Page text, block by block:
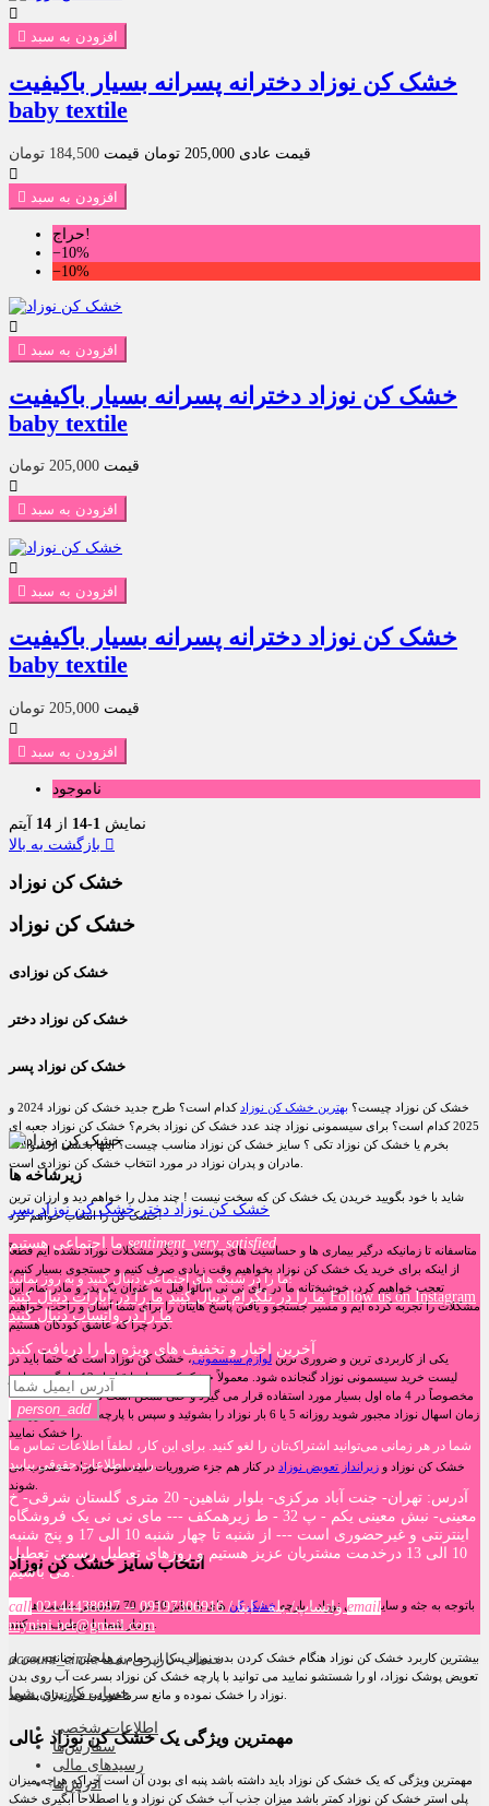

 افزودن به سبد
خشک کن نوزاد دخترانه پسرانه بسیار باکیفیت
baby textile
قیمت عادی 205,000 تومان قیمت 184,500 تومان

 افزودن به سبد
حراج!
‎−10%
‎−10%

 افزودن به سبد
خشک کن نوزاد دخترانه پسرانه بسیار باکیفیت
baby textile
قیمت 205,000 تومان

 افزودن به سبد

 افزودن به سبد
خشک کن نوزاد دخترانه پسرانه بسیار باکیفیت
baby textile
قیمت 205,000 تومان

 افزودن به سبد
ناموجود
نمایش 1-14 از 14 آیتم

خشک کن نوزاد
خشک کن نوزاد
خشک کن نوزادی
خشک کن نوزاد دختر
خشک کن نوزاد پسر
خشک کن نوزاد چیست؟ بهترین خشک کن نوزاد
کدام است؟ طرح جدید خشک کن نوزاد 2024 و
2025 کدام است؟ برای سیسمونی نوزاد چند عدد خشک کن نوزاد بخرم؟ خشک کن نوزاد جعبه ای
بخرم یا خشک کن نوزاد تکی ؟ سایز خشک کن نوزاد مناسب چیست؟ اینها بخشی از سوالات
شاید با خود بگویید خریدن یک خشک کن که سخت نیست ! چند مدل را خواهم دید و ارزان ترین
خشک کن را انتخاب خواهم کرد!
متاسفانه تا زمانیکه درگیر بیماری ها و حساسیت های پوستی و دیگر مشکلات نوزاد نشده ایم قطعاً
از اینکه برای خرید یک خشک کن نوزاد بخواهیم وقت زیادی صرف کنیم و جستجوی بسیار کنیم،
تعجب خواهیم کرد، خوشبختانه ما در مای نی نی سالها قبل به عنوان یک پدر و مادر تمام این
مشکلات را تجربه کرده ایم و مسیر جستجو و یافتن پاسخ هایتان را برای شما آسان و راحت خواهیم
کرد چرا که عاشق کودکان هستیم.
یکی از کاربردی ترین و ضروری ترین لوازم سیسمونی، خشک کن نوزاد است که حتماً باید در
لیست خرید سیسمونی نوزاد گنجانده شود. معمولاً خشک کن نوزاد تا قبل از 12 ماهگی نوزاد و
مخصوصاً در 4 ماه اول بسیار مورد استفاده قرار می گیرد و حتی ممکن است در برخی موارد مثل
زمان اسهال نوزاد مجبور شوید روزانه 5 یا 6 بار نوزاد را بشوئید و سپس با پارچه خشک کن نوزاد او
خشک کن نوزاد و زیرانداز تعویض نوزاد در کنار هم جزء ضروریات سیسمونی نوزاد محسوب می
شوند.
انتخاب سایز خشک کن نوزاد
باتوجه به جثه و سایز نرمال نوزاد ، پارچه خشک کن
های با سایز 50 در 70 سانتیمتر مناسب هستند
و نیاز شما را برطرف می کنند .
بیشترین کاربرد خشک کن نوزاد هنگام خشک کردن بدن نوزاد پس از حمام و همچنین چنانچه پس از
تعویض پوشک نوزاد، او را شستشو نمایید می توانید با پارچه خشک کن نوزاد بسرعت آب روی بدن
مهمترین ویژگی یک خشک کن نوزاد عالی
مهمترین ویژگی که یک خشک کن نوزاد باید داشته باشد پنبه ای بودن آن است چراکه هرچه میزان
پلی استر خشک کن نوزاد کمتر باشد میزان جذب آب خشک کن نوزاد و یا اصطلاحاً آبگیری خشک
زیرشاخه ها
خشک کن نوزاد دختر خشک کن نوزاد پسر
ما اجتماعی هستیمsentiment_very_satisfied
ما را در شبکه های اجتماعی دنبال کنید و به روز بمانید!
ما را در تلگرام دنبال کنید ما را در آپارات دنبال کنید
Follow us on Instagram
ما را در واتساپ دنبال کنید
آخرین اخبار و تخفیف های ویژه ما را دریافت کنید
person_add
شما در هر زمانی می‌توانید اشتراک‌تان را لغو کنید. برای این کار، لطفاً اطلاعات تماس ما
را در اطلاعات حقوقی بیابید.
آدرس: تهران- جنت آباد مرکزی- بلوار شاهین- 20 متری گلستان شرقی- خ
معینی- نبش معینی یکم - پ 32 - ط زیرهمکف --- مای نی نی یک فروشگاه
اینترنتی و غیرحضوری است --- از شنبه تا چهار شنبه 10 الی 17 و پنج شنبه
10 الی 13 درخدمت مشتریان عزیز هستیم و روزهای تعطیل رسمی تعطیل
می باشیم.
call
02144438097 -- واتساپ/ بله / ایتا / 09197306916 email
mynini.net@gmail.com
account_circle حساب کاربری شما
حساب کاربری شما
اطلاعات شخصی
سفارش‌ها
رسیدهای مالی
آدرس‌ها